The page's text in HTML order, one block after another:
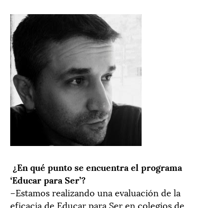
¿En qué punto se encuentra el programa
‘Educar para Ser’?
–Estamos realizando una evaluación de la
eficacia de Educar para Ser en colegios de